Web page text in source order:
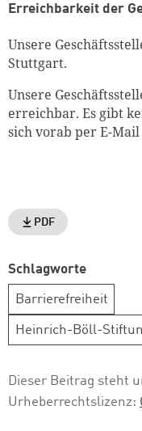
Erreichbarkeit der
Unsere
Stuttgart.
Unsere
erreichbar. Es gibt
sich vorab per E-
PDF
Schlagworte
Barrierefreiheit
Heinrich-Böll-
Dieser Beitrag steht
Urheberrechtslizenz: